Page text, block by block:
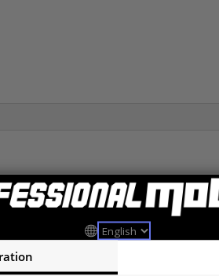
TCe Huom. täässä ei sähköistä
4937305004, 4937305020,
05001, 49373-05003, 49373-05004,